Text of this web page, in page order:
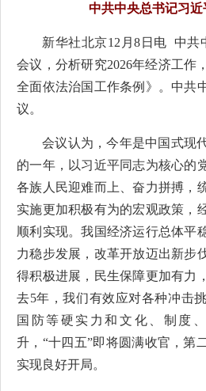
中共中央总书记习近
新华社北京12月8日电 中共
会议，分析研究2026年经济工作
全面依法治国工作条例》。中共
议。
会议认为，今年是中国式现
的一年，以习近平同志为核心的
各族人民迎难而上、奋力拼搏，
实施更加积极有为的宏观政策，
顺利实现。我国经济运行总体平
力稳步发展，改革开放迈出新步
得积极进展，民生保障更加有力
去5年，我们有效应对各种冲击
国防等硬实力和文化、制度
升，“十四五”即将圆满收官，第
实现良好开局。